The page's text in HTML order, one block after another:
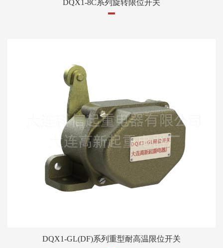
DQX1-8C系列旋转限位开关
DQX1-GL(DF)系列重型耐高温限位开关